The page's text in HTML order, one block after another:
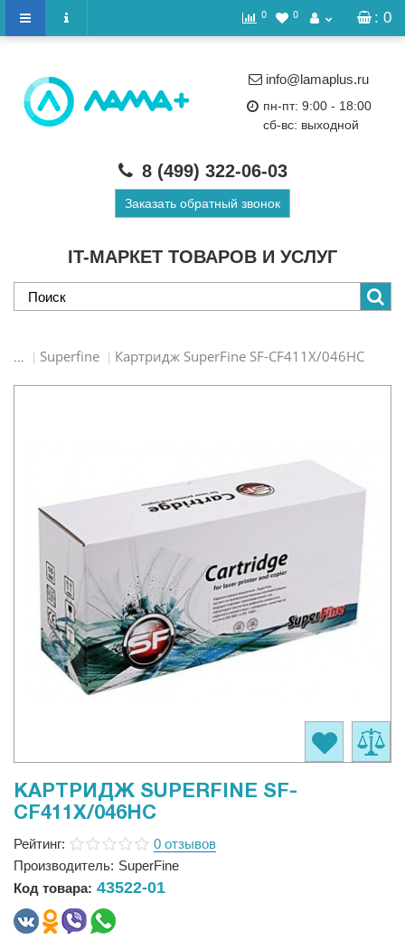
: 0
0 0
IT-МАРКЕТ ТОВАРОВ И УСЛУГ
info@lamaplus.ru
пн-пт: 9:00 - 18:00
сб-вс: выходной
8 (499) 322-06-03
Заказать обратный звонок
... Superfine Картридж SuperFine SF-CF411X/046HC
КАРТРИДЖ SUPERFINE SF-
CF411X/046HC
Рейтинг:
0 отзывов
Производитель: SuperFine
Код товара: 43522-01